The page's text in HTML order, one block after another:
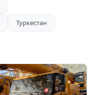
Туркестан